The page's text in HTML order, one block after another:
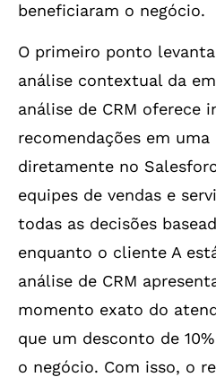
beneficiaram o negócio.
O primeiro ponto
análise contextual da
análise de CRM oferece
recomendações em
diretamente no
equipes de vendas e
todas as decisões
enquanto o cliente A
análise de CRM
momento exato do
que um desconto de
o negócio. Com isso, o